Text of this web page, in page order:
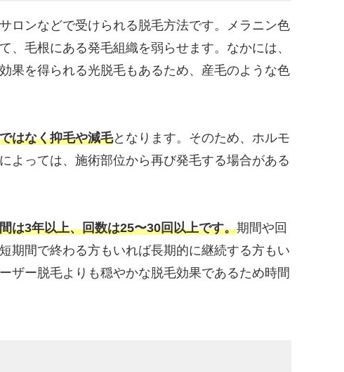
ロンなどで受けられる脱毛方法です。メラニン色
、毛根にある発毛組織を弱らせます。なかには、
果を得られる光脱毛もあるため、産毛のような色
はなく抑毛や減毛となります。そのため、ホルモ
よっては、施術部位から再び発毛する場合がある
は3年以上、回数は25〜30回以上です。期間や回
期間で終わる方もいれば長期的に継続する方もい
ザー脱毛よりも穏やかな脱毛効果であるため時間